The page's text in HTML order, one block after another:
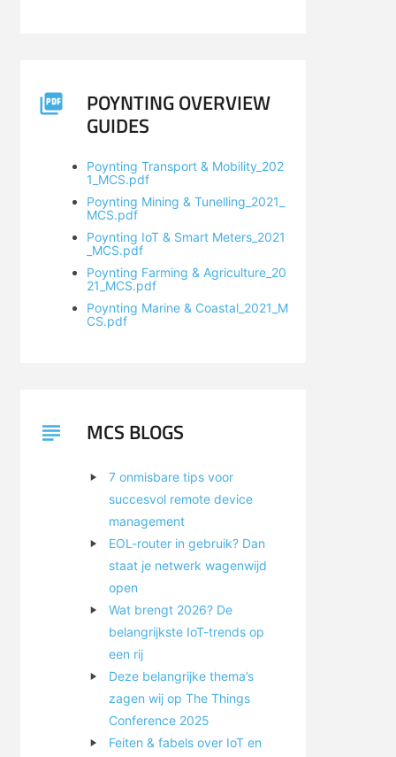
POYNTING OVERVIEW
GUIDES
Poynting Transport & Mobility_202
1_MCS.pdf
Poynting Mining & Tunelling_2021_
MCS.pdf
Poynting IoT & Smart Meters_2021
_MCS.pdf
Poynting Farming & Agriculture_20
21_MCS.pdf
Poynting Marine & Coastal_2021_M
CS.pdf
MCS BLOGS
7 onmisbare tips voor
succesvol remote device
management
EOL-router in gebruik? Dan
staat je netwerk wagenwijd
open
Wat brengt 2026? De
belangrijkste IoT-trends op
een rij
Deze belangrijke thema’s
zagen wij op The Things
Conference 2025
Feiten & fabels over IoT en